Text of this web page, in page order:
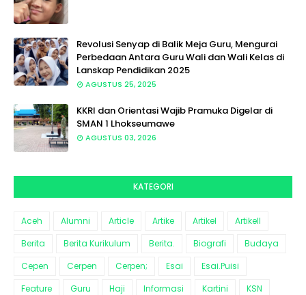
Revolusi Senyap di Balik Meja Guru, Mengurai
Perbedaan Antara Guru Wali dan Wali Kelas di
Lanskap Pendidikan 2025
AGUSTUS 25, 2025
KKRI dan Orientasi Wajib Pramuka Digelar di
SMAN 1 Lhokseumawe
AGUSTUS 03, 2026
KATEGORI
Aceh Alumni Article Artike Artikel
Artikell
Berita
Berita Kurikulum Berita. Biografi
Budaya
Cepen
Cerpen Cerpen; Esai
Esai.Puisi
Feature
Guru Haji Informasi Kartini
KSN